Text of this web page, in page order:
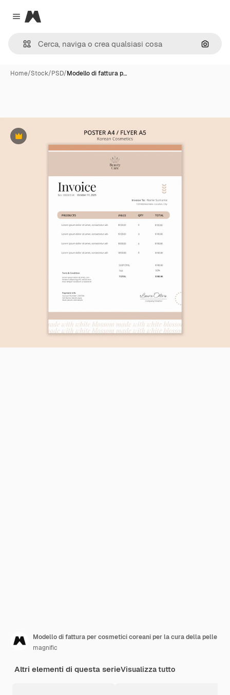
Close menu
Magnific
Cerca
Home/Stock/PSD/Modello di fattura p…
Premium
Modello di fattura per cosmetici coreani per la cura della pelle
magnific
Altri elementi di questa serieVisualizza tutto